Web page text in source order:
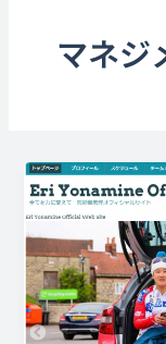
マネジ
OANDA
Japan
株
式
会
社、
自